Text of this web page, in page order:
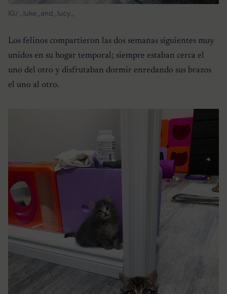
IG/ _luke_and_lucy_
Los felinos compartieron las dos semanas siguientes muy
unidos en su hogar temporal; siempre estaban cerca el
uno del otro y disfrutaban dormir enredando sus brazos
el uno al otro.